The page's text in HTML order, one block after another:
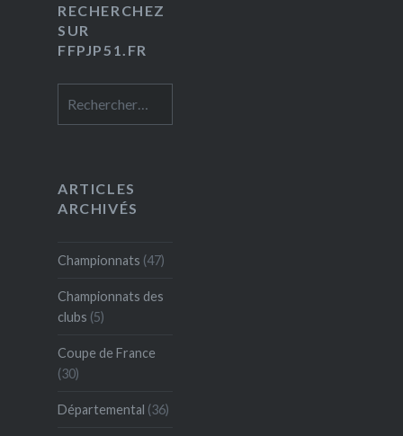
RECHERCHEZ
SUR
FFPJP51.FR
ARTICLES
ARCHIVÉS
Championnats (47)
Championnats des
clubs (5)
Coupe de France
(30)
Départemental (36)